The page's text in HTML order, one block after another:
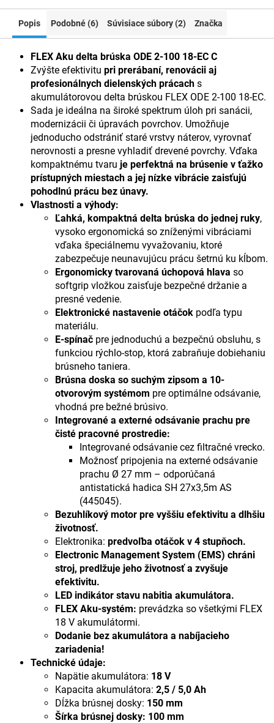
Popis Podobné (6) Súvisiace súbory (2) Značka
FLEX Aku delta brúska ODE 2-100 18-EC C
Zvýšte efektivitu pri prerábaní, renovácii aj
profesionálnych dielenských prácach s
akumulátorovou delta brúskou FLEX ODE 2-100 18-EC.
Sada je ideálna na široké spektrum úloh pri sanácii,
modernizácii či úpravách povrchov. Umožňuje
jednoducho odstrániť staré vrstvy náterov, vyrovnať
nerovnosti a presne vyhladiť drevené povrchy. Vďaka
kompaktnému tvaru je perfektná na brúsenie v ťažko
prístupných miestach a jej nízke vibrácie zaisťujú
pohodlnú prácu bez únavy.
Vlastnosti a výhody:
Ľahká, kompaktná delta brúska do jednej ruky,
vysoko ergonomická so zníženými vibráciami
vďaka špeciálnemu vyvažovaniu, ktoré
zabezpečuje neunavujúcu prácu šetrnú ku kĺbom.
Ergonomicky tvarovaná úchopová hlava so
softgrip vložkou zaisťuje bezpečné držanie a
presné vedenie.
Elektronické nastavenie otáčok podľa typu
materiálu.
E-spínač pre jednoduchú a bezpečnú obsluhu, s
funkciou rýchlo-stop, ktorá zabraňuje dobiehaniu
brúsneho taniera.
Brúsna doska so suchým zipsom a 10-
otvorovým systémom pre optimálne odsávanie,
vhodná pre bežné brúsivo.
Integrované a externé odsávanie prachu pre
čisté pracovné prostredie:
Integrované odsávanie cez filtračné vrecko.
Možnosť pripojenia na externé odsávanie
prachu Ø 27 mm – odporúčaná
antistatická hadica SH 27x3,5m AS
(445045).
Bezuhlíkový motor pre vyššiu efektivitu a dlhšiu
životnosť.
Elektronika: predvoľba otáčok v 4 stupňoch.
Electronic Management System (EMS) chráni
stroj, predlžuje jeho životnosť a zvyšuje
efektivitu.
LED indikátor stavu nabitia akumulátora.
FLEX Aku-systém: prevádzka so všetkými FLEX
18 V akumulátormi.
Dodanie bez akumulátora a nabíjacieho
zariadenia!
Technické údaje:
Napätie akumulátora: 18 V
Kapacita akumulátora: 2,5 / 5,0 Ah
Dĺžka brúsnej dosky: 150 mm
Šírka brúsnej dosky: 100 mm